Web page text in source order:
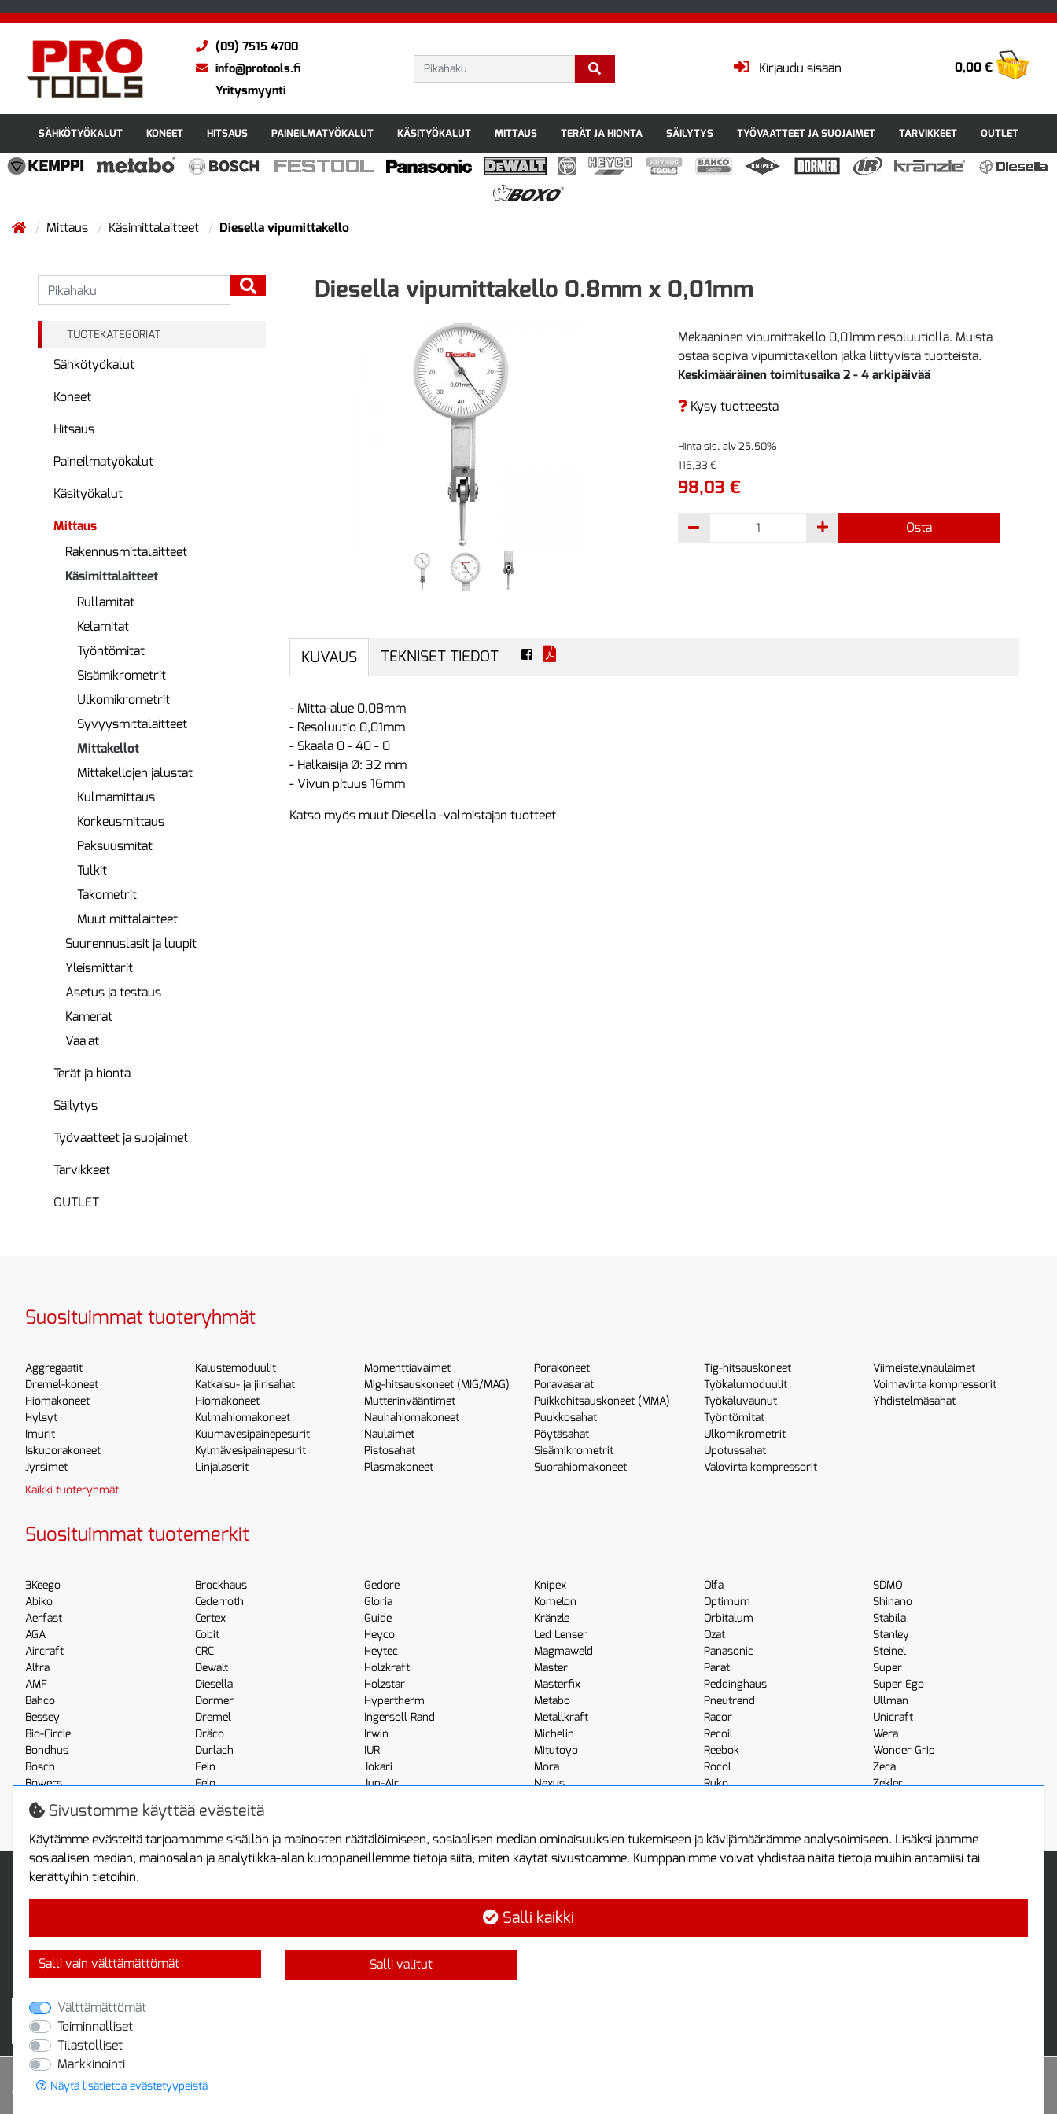
(09) 7515 4700
info@protools.fi
Yritysmyynti
0,00 €
Kirjaudu sisään
SÄHKÖTYÖKALUT KONEET HITSAUS PAINEILMATYÖKALUT KÄSITYÖKALUT MITTAUS TERÄT JA HIONTA SÄILYTYS TYÖVAATTEET JA SUOJAIMET TARVIKKEET OUTLET
Mittaus Käsimittalaitteet Diesella vipumittakello
TUOTEKATEGORIAT
Sähkötyökalut
Koneet
Hitsaus
Paineilmatyökalut
Käsityökalut
Mittaus
Rakennusmittalaitteet
Käsimittalaitteet
Rullamitat
Kelamitat
Työntömitat
Sisämikrometrit
Ulkomikrometrit
Syvyysmittalaitteet
Mittakellot
Mittakellojen jalustat
Kulmamittaus
Korkeusmittaus
Paksuusmitat
Tulkit
Takometrit
Muut mittalaitteet
Suurennuslasit ja luupit
Yleismittarit
Asetus ja testaus
Kamerat
Vaa'at
Terät ja hionta
Säilytys
Työvaatteet ja suojaimet
Tarvikkeet
OUTLET
Diesella vipumittakello 0.8mm x 0,01mm
Mekaaninen vipumittakello 0,01mm resoluutiolla. Muista
ostaa sopiva vipumittakellon jalka liittyvistä tuotteista.
Keskimääräinen toimitusaika 2 - 4 arkipäivää
Kysy tuotteesta
Hinta sis. alv 25.50%
115,33 €
98,03 €
Osta
KUVAUS TEKNISET TIEDOT
- Mitta-alue 0.08mm
- Resoluutio 0,01mm
- Skaala 0 - 40 - 0
- Halkaisija Ø: 32 mm
- Vivun pituus 16mm
Katso myös muut Diesella -valmistajan tuotteet
Suosituimmat tuoteryhmät
Aggregaatit
Dremel-koneet
Hiomakoneet
Hylsyt
Imurit
Iskuporakoneet
Jyrsimet
Kalustemoduulit
Katkaisu- ja jiirisahat
Hiomakoneet
Kulmahiomakoneet
Kuumavesipainepesurit
Kylmävesipainepesurit
Linjalaserit
Momenttiavaimet
Mig-hitsauskoneet (MIG/MAG)
Mutterinvääntimet
Nauhahiomakoneet
Naulaimet
Pistosahat
Plasmakoneet
Porakoneet
Poravasarat
Puikkohitsauskoneet (MMA)
Puukkosahat
Pöytäsahat
Sisämikrometrit
Suorahiomakoneet
Tig-hitsauskoneet
Työkalumoduulit
Työkaluvaunut
Työntömitat
Ulkomikrometrit
Upotussahat
Valovirta kompressorit
Viimeistelynaulaimet
Voimavirta kompressorit
Yhdistelmäsahat
Kaikki tuoteryhmät
Suosituimmat tuotemerkit
3Keego
Abiko
Aerfast
AGA
Aircraft
Alfra
AMF
Bahco
Bessey
Bio-Circle
Bondhus
Bosch
Bowers
Boxo
Brennenstuhl
Brockhaus
Cederroth
Certex
Cobit
CRC
Dewalt
Diesella
Dormer
Dremel
Dräco
Durlach
Fein
Felo
Fluke
Gedore
Gloria
Guide
Heyco
Heytec
Holzkraft
Holzstar
Hypertherm
Ingersoll Rand
Irwin
IUR
Jokari
Jun-Air
Knipex
Komelon
Kränzle
Led Lenser
Magmaweld
Master
Masterfix
Metabo
Metallkraft
Michelin
Mitutoyo
Mora
Nexus
Olfa
Optimum
Orbitalum
Ozat
Panasonic
Parat
Peddinghaus
Pneutrend
Racor
Recoil
Reebok
Rocol
Ruko
SDMO
Shinano
Stabila
Stanley
Steinel
Super
Super Ego
Ullman
Unicraft
Wera
Wonder Grip
Zeca
Zekler
Info
Yhteystiedot
Takuutietoa
Toimitus ja maksaminen
Toimitustavat
Turvallista ostamista
Tax free / verovapaa myynti
Asiakastilini
Asiakastili
Luo tili
Protools Oy
Tuottajankatu 13
Uutiskirje
Tilaa maksuton uutiskirjeemme
© 2020 Protools Oy
Sivustomme käyttää evästeitä
Käytämme evästeitä tarjoamamme sisällön ja mainosten räätälöimiseen, sosiaalisen median ominaisuuksien tukemiseen ja kävijämäärämme analysoimiseen. Lisäksi jaamme
sosiaalisen median, mainosalan ja analytiikka-alan kumppaneillemme tietoja siitä, miten käytät sivustoamme. Kumppanimme voivat yhdistää näitä tietoja muihin antamiisi tai
kerättyihin tietoihin.
Salli kaikki
Salli vain välttämättömät Salli valitut
Välttämättömät
Toiminnalliset
Tilastolliset
Markkinointi
Näytä lisätietoa evästetyypeistä